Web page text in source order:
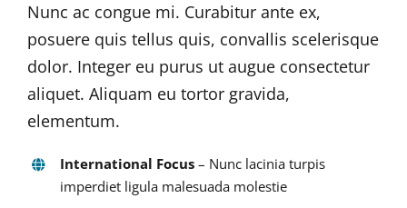
Nunc ac congue mi. Curabitur ante ex,
posuere quis tellus quis, convallis scelerisque
dolor. Integer eu purus ut augue consectetur
aliquet. Aliquam eu tortor gravida,
elementum.
International Focus – Nunc lacinia turpis
imperdiet ligula malesuada molestie